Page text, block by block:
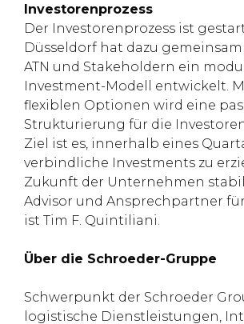
Investorenprozess
Der Investorenprozess ist
Düsseldorf hat dazu
ATN und Stakeholdern ein
Investment-Modell entwickelt.
flexiblen Optionen wird eine
Strukturierung für die
Ziel ist es, innerhalb eines
verbindliche Investments zu
Zukunft der Unternehmen
Advisor und Ansprechpartner
ist Tim F. Quintiliani.
Über die Schroeder-Gruppe
Schwerpunkt der Schroeder
logistische Dienstleistungen,